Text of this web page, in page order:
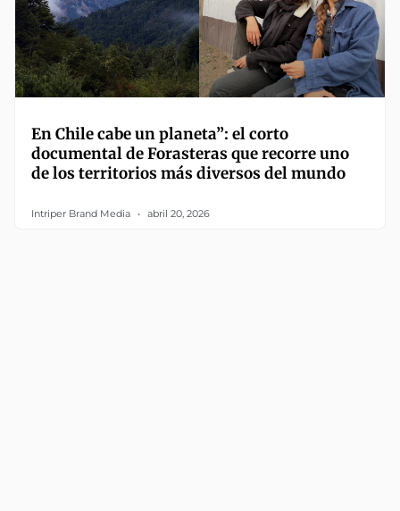
En Chile cabe un planeta”: el corto
documental de Forasteras que recorre uno
de los territorios más diversos del mundo
Intriper Brand Media abril 20, 2026